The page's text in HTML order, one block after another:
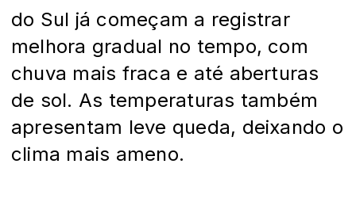
do Sul já começam a registrar
melhora gradual no tempo, com
chuva mais fraca e até aberturas
de sol. As temperaturas também
apresentam leve queda, deixando o
clima mais ameno.